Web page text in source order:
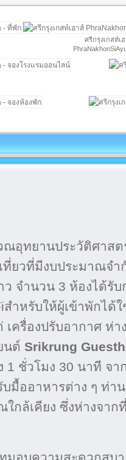
ศรีกรุงเกสท์เ
ณอุทยานประวัติศาสต
ที่ยวที่มีงบประมาณจำ
จำนวน 3 ห้องได้รั
สำหรับให้ผู้เข้าพักได้
ครื่องปรับอากาศ ห่
นต์ Srikrung
1 ชั่วโมง 30 นาที
มื้ออาหารต่าง ๆ ท่า
ใกล้เคียง ซึ่งห่างจา